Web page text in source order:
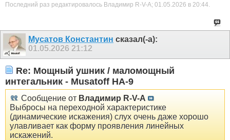
Последний раз редактировалось Владимир R-V-A; 01.05.2026 в 20:44.
Мусатов Константин сказал(-а):
01.05.2026 21:12
Re: Мощный ушник / маломощный
интегальник - Musatoff HA-9
Сообщение от Владимир R-V-A
Выбросы на переходной характеристике
(динамические искажения) слух очень даже хорошо
улавливает как форму проявления линейных
искажений.